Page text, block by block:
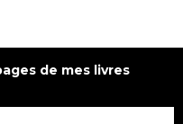
de mes livres